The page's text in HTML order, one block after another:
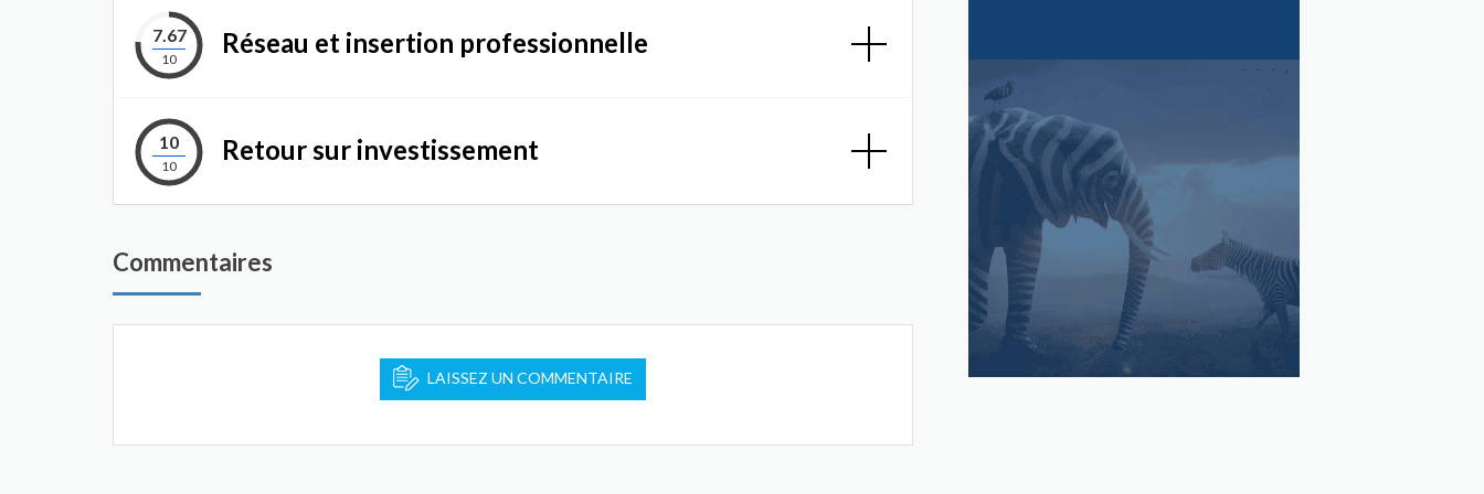
7.67
10
Réseau et insertion professionnelle
10
10
Retour sur investissement
Commentaires
LAISSEZ UN COMMENTAIRE